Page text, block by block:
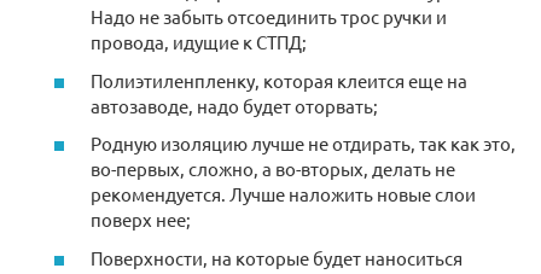
Надо не забыть отсоединить трос ручки и
провода, идущие к СТПД;
Полиэтиленпленку, которая клеится еще на
автозаводе, надо будет оторвать;
Родную изоляцию лучше не отдирать, так как это,
во-первых, сложно, а во-вторых, делать не
рекомендуется. Лучше наложить новые слои
поверх нее;
Поверхности, на которые будет наноситься